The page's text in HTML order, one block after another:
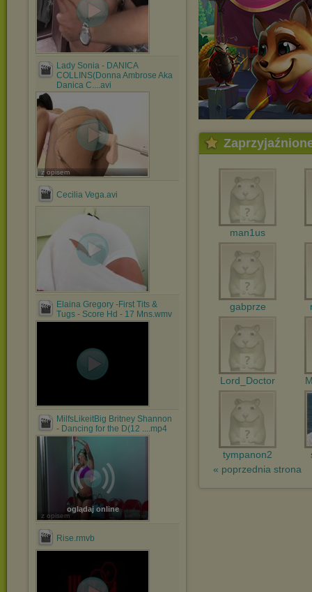
Lady Sonia - DANICA
COLLINS(Donna Ambrose Aka
Danica C....avi
z opisem
Cecilia Vega.avi
Elaina Gregory -First Tits &
Tugs - Score Hd - 17 Mns.wmv
MilfsLikeitBig Britney Shannon
- Dancing for the D(12 ....mp4
oglądaj online
z opisem
Rise.rmvb
man1us
gabprze
Lord_Doctor
tympanon2
« poprzednia strona